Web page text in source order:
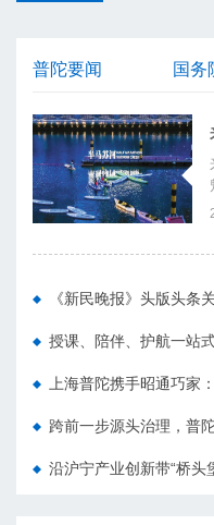
普陀要闻 国务
授课、陪伴、护航一站
上海普陀携手昭通巧家